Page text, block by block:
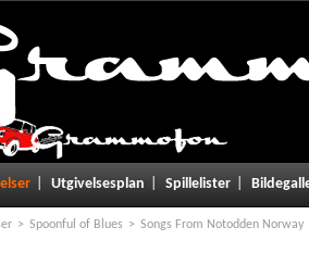
Utgivelsesplan Spillelister
Spoonful of Blues Songs From Notodden Norway